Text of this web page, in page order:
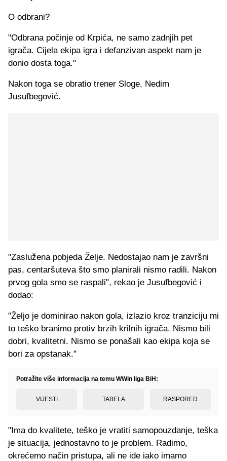
O odbrani?
"Odbrana počinje od Krpića, ne samo zadnjih pet
igrača. Cijela ekipa igra i defanzivan aspekt nam je
donio dosta toga."
Nakon toga se obratio trener Sloge, Nedim
Jusufbegović.
"Zaslužena pobjeda Želje. Nedostajao nam je završni
pas, centaršuteva što smo planirali nismo radili. Nakon
prvog gola smo se raspali", rekao je Jusufbegović i
dodao:
"Željo je dominirao nakon gola, izlazio kroz tranziciju mi
to teško branimo protiv brzih krilnih igrača. Nismo bili
dobri, kvalitetni. Nismo se ponašali kao ekipa koja se
bori za opstanak."
Potražite više informacija na temu WWin liga BiH:
VIJESTI TABELA RASPORED
"Ima do kvalitete, teško je vratiti samopouzdanje, teška
je situacija, jednostavno to je problem. Radimo,
okrećemo način pristupa, ali ne ide iako imamo